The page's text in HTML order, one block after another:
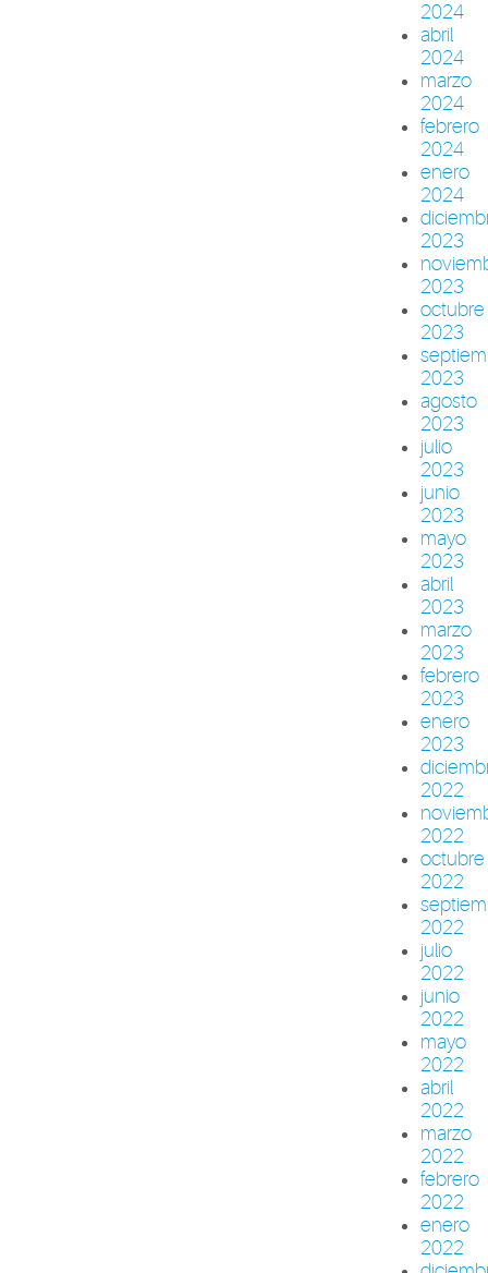
2024
abril
2024
marzo
2024
febrero
2024
enero
2024
2023
2023
octubre
2023
2023
agosto
2023
julio
2023
junio
2023
mayo
2023
abril
2023
marzo
2023
febrero
2023
enero
2023
2022
2022
octubre
2022
2022
julio
2022
junio
2022
mayo
2022
abril
2022
marzo
2022
febrero
2022
enero
2022